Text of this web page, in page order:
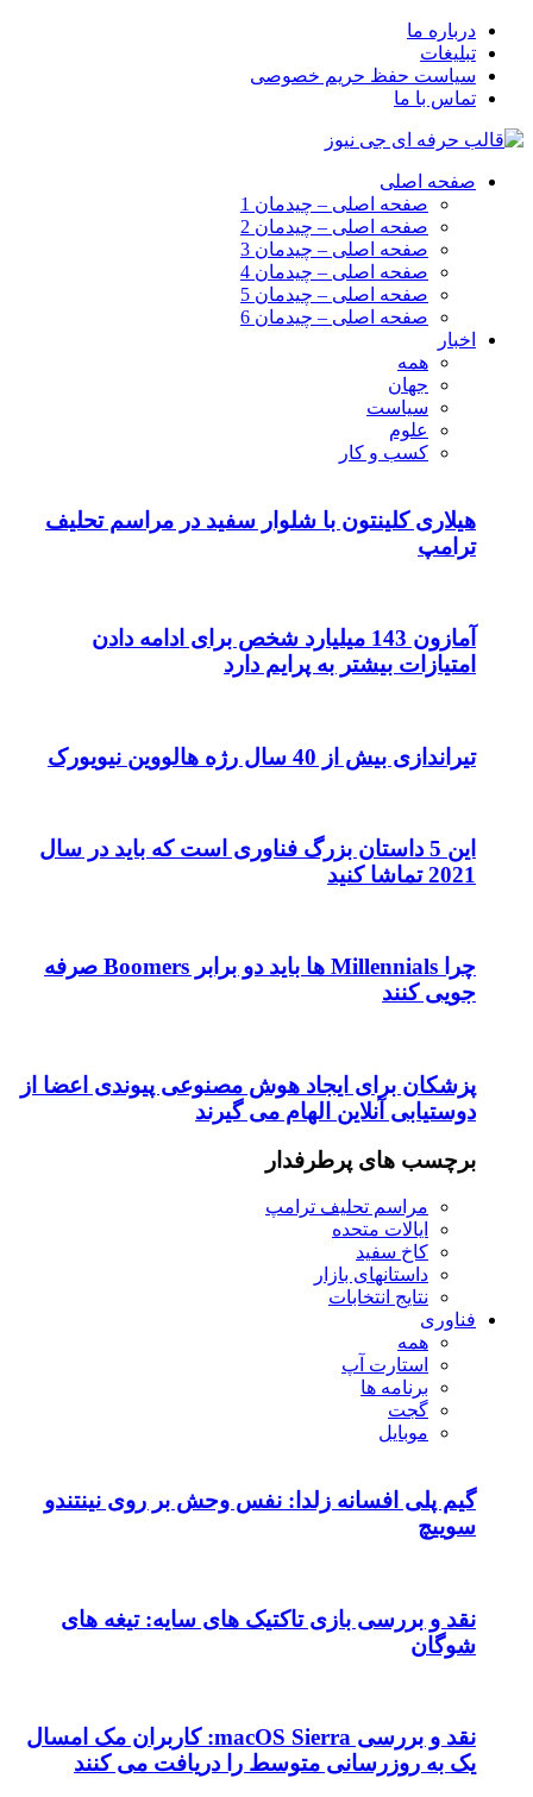
درباره ما
تبلیغات
سیاست حفظ حریم خصوصی
تماس با ما
صفحه اصلی
صفحه اصلی – چیدمان 1
صفحه اصلی – چیدمان 2
صفحه اصلی – چیدمان 3
صفحه اصلی – چیدمان 4
صفحه اصلی – چیدمان 5
صفحه اصلی – چیدمان 6
اخبار
همه
جهان
سیاست
علوم
کسب و کار
هیلاری کلینتون با شلوار سفید در مراسم تحلیف
ترامپ
آمازون 143 میلیارد شخص برای ادامه دادن
امتیازات بیشتر به پرایم دارد
تیراندازی بیش از 40 سال رژه هالووین نیویورک
این 5 داستان بزرگ فناوری است که باید در سال
2021 تماشا کنید
چرا Millennials ها باید دو برابر Boomers صرفه
جویی کنند
پزشکان برای ایجاد هوش مصنوعی پیوندی اعضا از
دوستیابی آنلاین الهام می گیرند
برچسب های پرطرفدار
مراسم تحلیف ترامپ
ایالات متحده
کاخ سفید
داستانهای بازار
نتایج انتخابات
فناوری
همه
استارت آپ
برنامه ها
گجت
موبایل
گیم پلی افسانه زلدا: نفس وحش بر روی نینتندو
سوییچ
نقد و بررسی بازی تاکتیک های سایه: تیغه های
شوگان
نقد و بررسی macOS Sierra: کاربران مک امسال
یک به روزرسانی متوسط را دریافت می کنند